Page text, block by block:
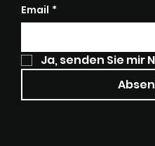
Email *
Ja, senden Sie mir